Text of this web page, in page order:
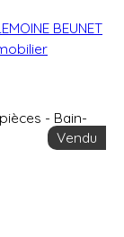
Vendu